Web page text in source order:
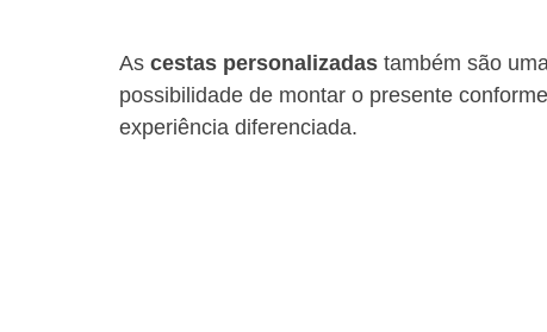
As cestas personalizadas também são
possibilidade de montar o presente
experiência diferenciada.